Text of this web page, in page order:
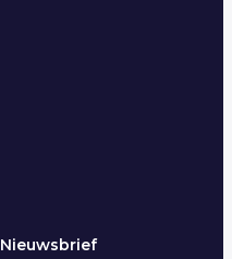
Nieuwsbrief